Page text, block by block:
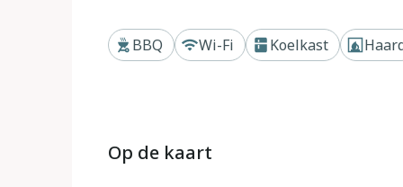
van groen. Voor medegebruik: terrein 50 ha met
seizoensgebonden beschikbaarheid: 09.Mei. -
BBQ Wi-Fi Koelkast
Op de kaart